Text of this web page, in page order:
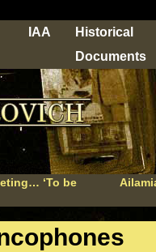
IAA
Historical
Documents
‘To be